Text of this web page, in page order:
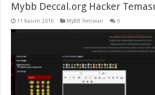
organizasyon
gaziantep
evden
taşımacılık
gaziantep
evden
,
Mybb Deccal.org Hacker Teması
11 Kasım 2016 MyBB Temaları 0